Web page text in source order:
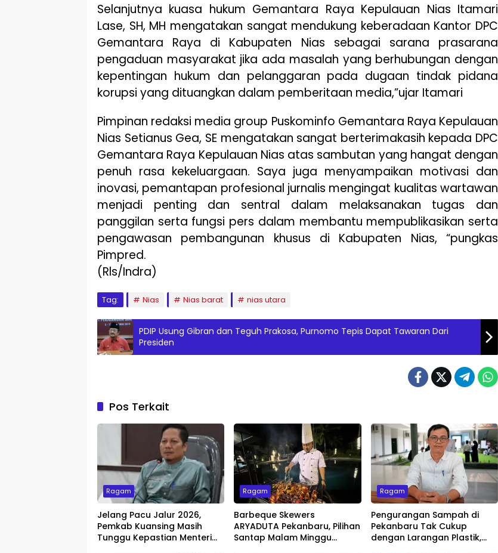
Selanjutnya kuasa hukum Gemantara Raya Kepulauan Nias Itamari
Lase, SH, MH mengatakan sangat mendukung keberadaan Kantor DPC
Gemantara Raya di Kabupaten Nias sebagai sarana prasarana
pengaduan masyarakat jika ada masalah yang berhubungan dengan
kepentingan hukum dan pelanggaran pada dugaan tindak pidana
korupsi yang dituangkan dalam pemberitaan media,”ujar Itamari
Pimpinan redaksi media group Puskominfo Gemantara Raya Kepulauan
Nias Setianus Gea, SE mengatakan sangat berterimakasih kepada DPC
Gemantara Raya Kepulauan Nias atas sambutan yang hangat dengan
penuh rasa kekeluargaan. Saya juga menyampaikan motivasi dan
inovasi, pemantapan profesional jurnalis mengingat kualitas wartawan
menjadi penting dan sentral dalam melaksanakan tugas dan
panggilan serta fungsi pers dalam membantu mempublikasikan serta
pengawasan pembangunan khusus di Kabupaten Nias, “pungkas
Pimpred.
(Rls/Indra)
Tag: Nias Nias barat nias utara
PDIP Usung Gibran dan Teguh Prakosa, Purnomo Tepis Dapat Tawaran Dari
Presiden
Pos Terkait
Ragam
Jelang Pacu Jalur 2026,
Pemkab Kuansing Masih
Tunggu Kepastian Menteri
Ragam
Barbeque Skewers
ARYADUTA Pekanbaru, Pilihan
Santap Malam Minggu
Ragam
Pengurangan Sampah di
Pekanbaru Tak Cukup
dengan Larangan Plastik,